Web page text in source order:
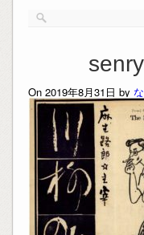
On 2019年8月31日 by